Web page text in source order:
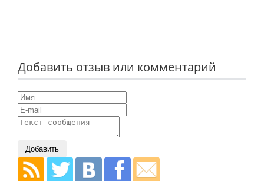
Добавить отзыв или комментарий
Добавить